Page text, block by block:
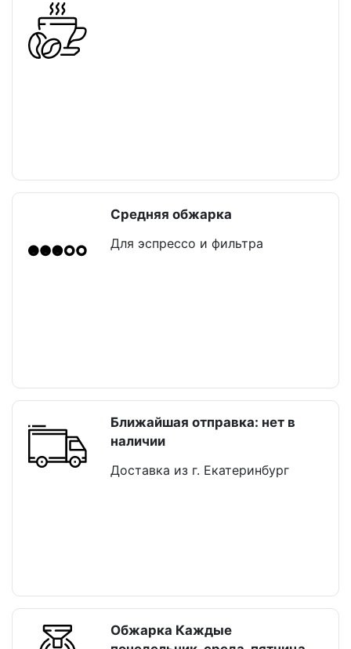
Средняя обжарка
Для эспрессо и фильтра
Ближайшая отправка: нет в
наличии
Доставка из г. Екатеринбург
Обжарка Каждые